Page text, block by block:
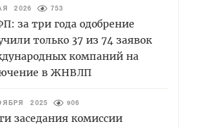
2026 753
за три года одобрение
только 37 из 74 заявок
компаний на
в ЖНВЛП
2025 906
заседания комиссии